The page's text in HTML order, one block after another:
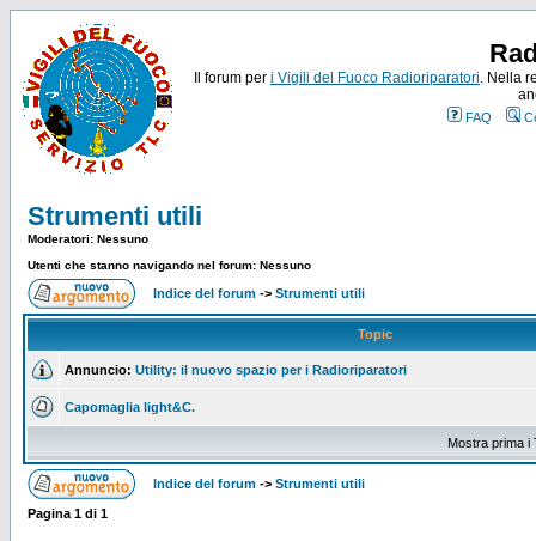
Il forum per i Vigili del Fuoco Radioriparatori. Nella
FAQ
Strumenti utili
Moderatori: Nessuno
Utenti che stanno navigando nel forum: Nessuno
Indice del forum -> Strumenti utili
Topic
Annuncio: Utility: il nuovo spazio per i Radioriparatori
Capomaglia light&C.
Mostra prima i
Indice del forum -> Strumenti utili
Pagina 1 di 1